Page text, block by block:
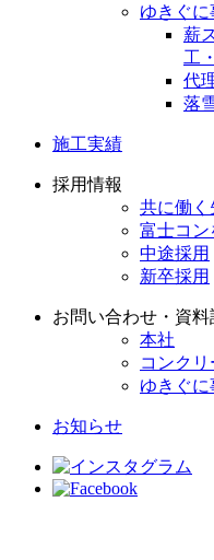
ゆきぐ
薪
工
代
落
施工実績
採用情報
共に働く
富士コン
中途採用
新卒採用
お問い合わせ・資料
本社
コンク
ゆきぐ
お知らせ